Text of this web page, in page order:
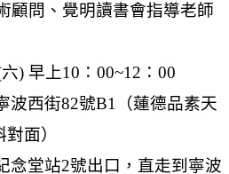
顧問、覺明讀書會指導老師
) 早上10：00~12：00
波西街82號B1（蓮德品素天
面）
念堂站2號出口，直走到寧波